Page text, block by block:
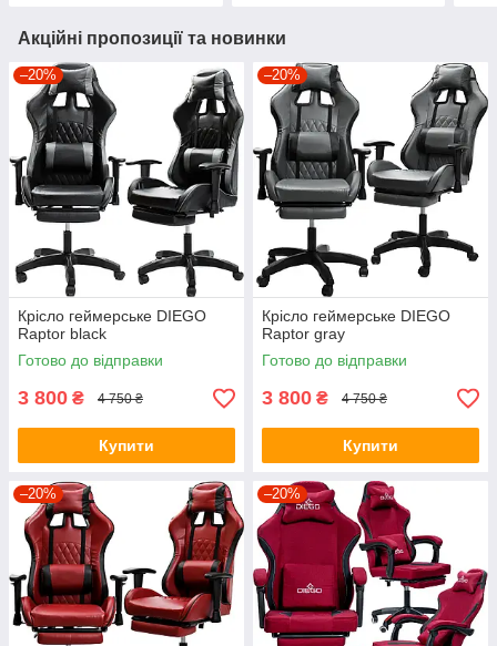
Акційні пропозиції та новинки
–20%
Крісло геймерське DIEGO
Raptor black
Готово до відправки
3 800 ₴ 4 750 ₴
Купити
–20%
Крісло геймерське DIEGO
Raptor gray
Готово до відправки
3 800 ₴ 4 750 ₴
Купити
–20% –20%